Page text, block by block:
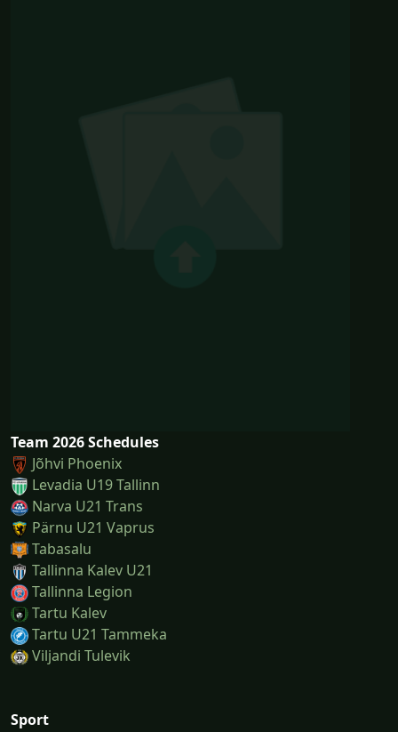
Team 2026 Schedules
Jõhvi Phoenix
Levadia U19 Tallinn
Narva U21 Trans
Pärnu U21 Vaprus
Tabasalu
Tallinna Kalev U21
Tallinna Legion
Tartu Kalev
Tartu U21 Tammeka
Viljandi Tulevik
Sport